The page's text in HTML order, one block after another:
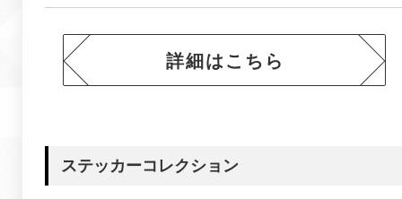
詳細はこちら
ステッカーコレクション